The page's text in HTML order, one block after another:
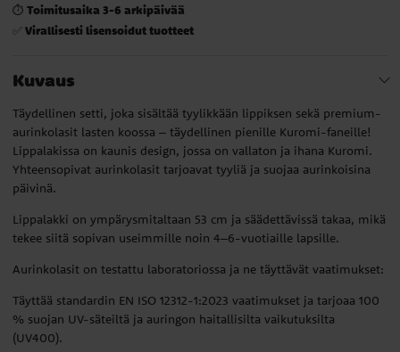
⏱️ Toimitusaika 3-6 arkipäivää
✅ Virallisesti lisensoidut tuotteet
Kuvaus
Täydellinen setti, joka sisältää tyylikkään lippiksen sekä premium-
aurinkolasit lasten koossa – täydellinen pienille Kuromi-faneille!
Lippalakissa on kaunis design, jossa on vallaton ja ihana Kuromi.
Yhteensopivat aurinkolasit tarjoavat tyyliä ja suojaa aurinkoisina
päivinä.
Lippalakki on ympärysmitaltaan 53 cm ja säädettävissä takaa, mikä
tekee siitä sopivan useimmille noin 4–6-vuotiaille lapsille.
Aurinkolasit on testattu laboratoriossa ja ne täyttävät vaatimukset:
Täyttää standardin EN ISO 12312-1:2023 vaatimukset ja tarjoaa 100
% suojan UV-säteiltä ja auringon haitallisilta vaikutuksilta
(UV400).